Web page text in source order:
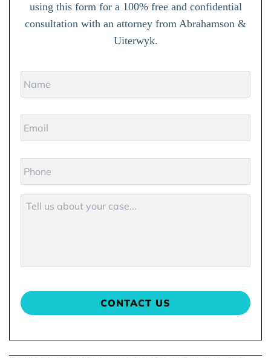
using this form for a 100% free and confidential
consultation with an attorney from Abrahamson &
Uiterwyk.
Name *
Email
Phone
Description